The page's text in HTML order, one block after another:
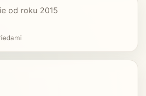
od roku 2015